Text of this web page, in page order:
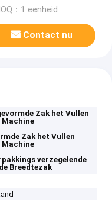
：1 eenheid
Contact nu
Zak het Vullen
Machine
Zak het Vullen
Machine
verzegelende
Breedtezak